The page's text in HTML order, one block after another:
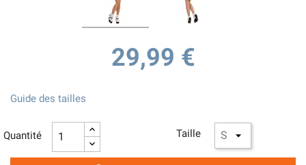
29,99 €
Taille
Guide des tailles
Quantité